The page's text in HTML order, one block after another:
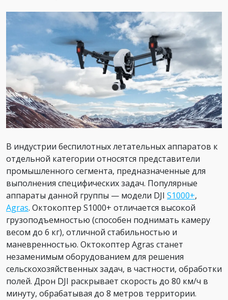
В индустрии беспилотных летательных аппаратов к
отдельной категории относятся представители
промышленного сегмента, предназначенные для
выполнения специфических задач. Популярные
аппараты данной группы — модели DJI S1000+,
Agras. Октокоптер S1000+ отличается высокой
грузоподъемностью (способен поднимать камеру
весом до 6 кг), отличной стабильностью и
маневренностью. Октокоптер Agras станет
незаменимым оборудованием для решения
сельскохозяйственных задач, в частности, обработки
полей. Дрон DJI раскрывает скорость до 80 км/ч в
минуту, обрабатывая до 8 метров территории.